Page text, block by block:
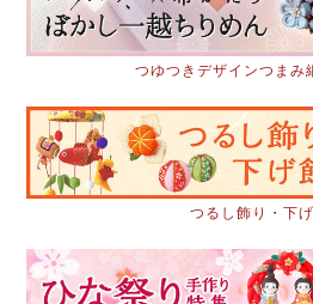
つゆつきデザインつまみ
つるし飾り・下